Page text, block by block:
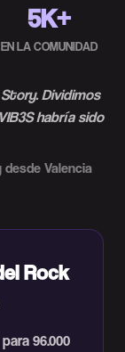
5K+
EN LA COMUNIDAD
Dividimos
habría sido
Valencia
Rock
96.000